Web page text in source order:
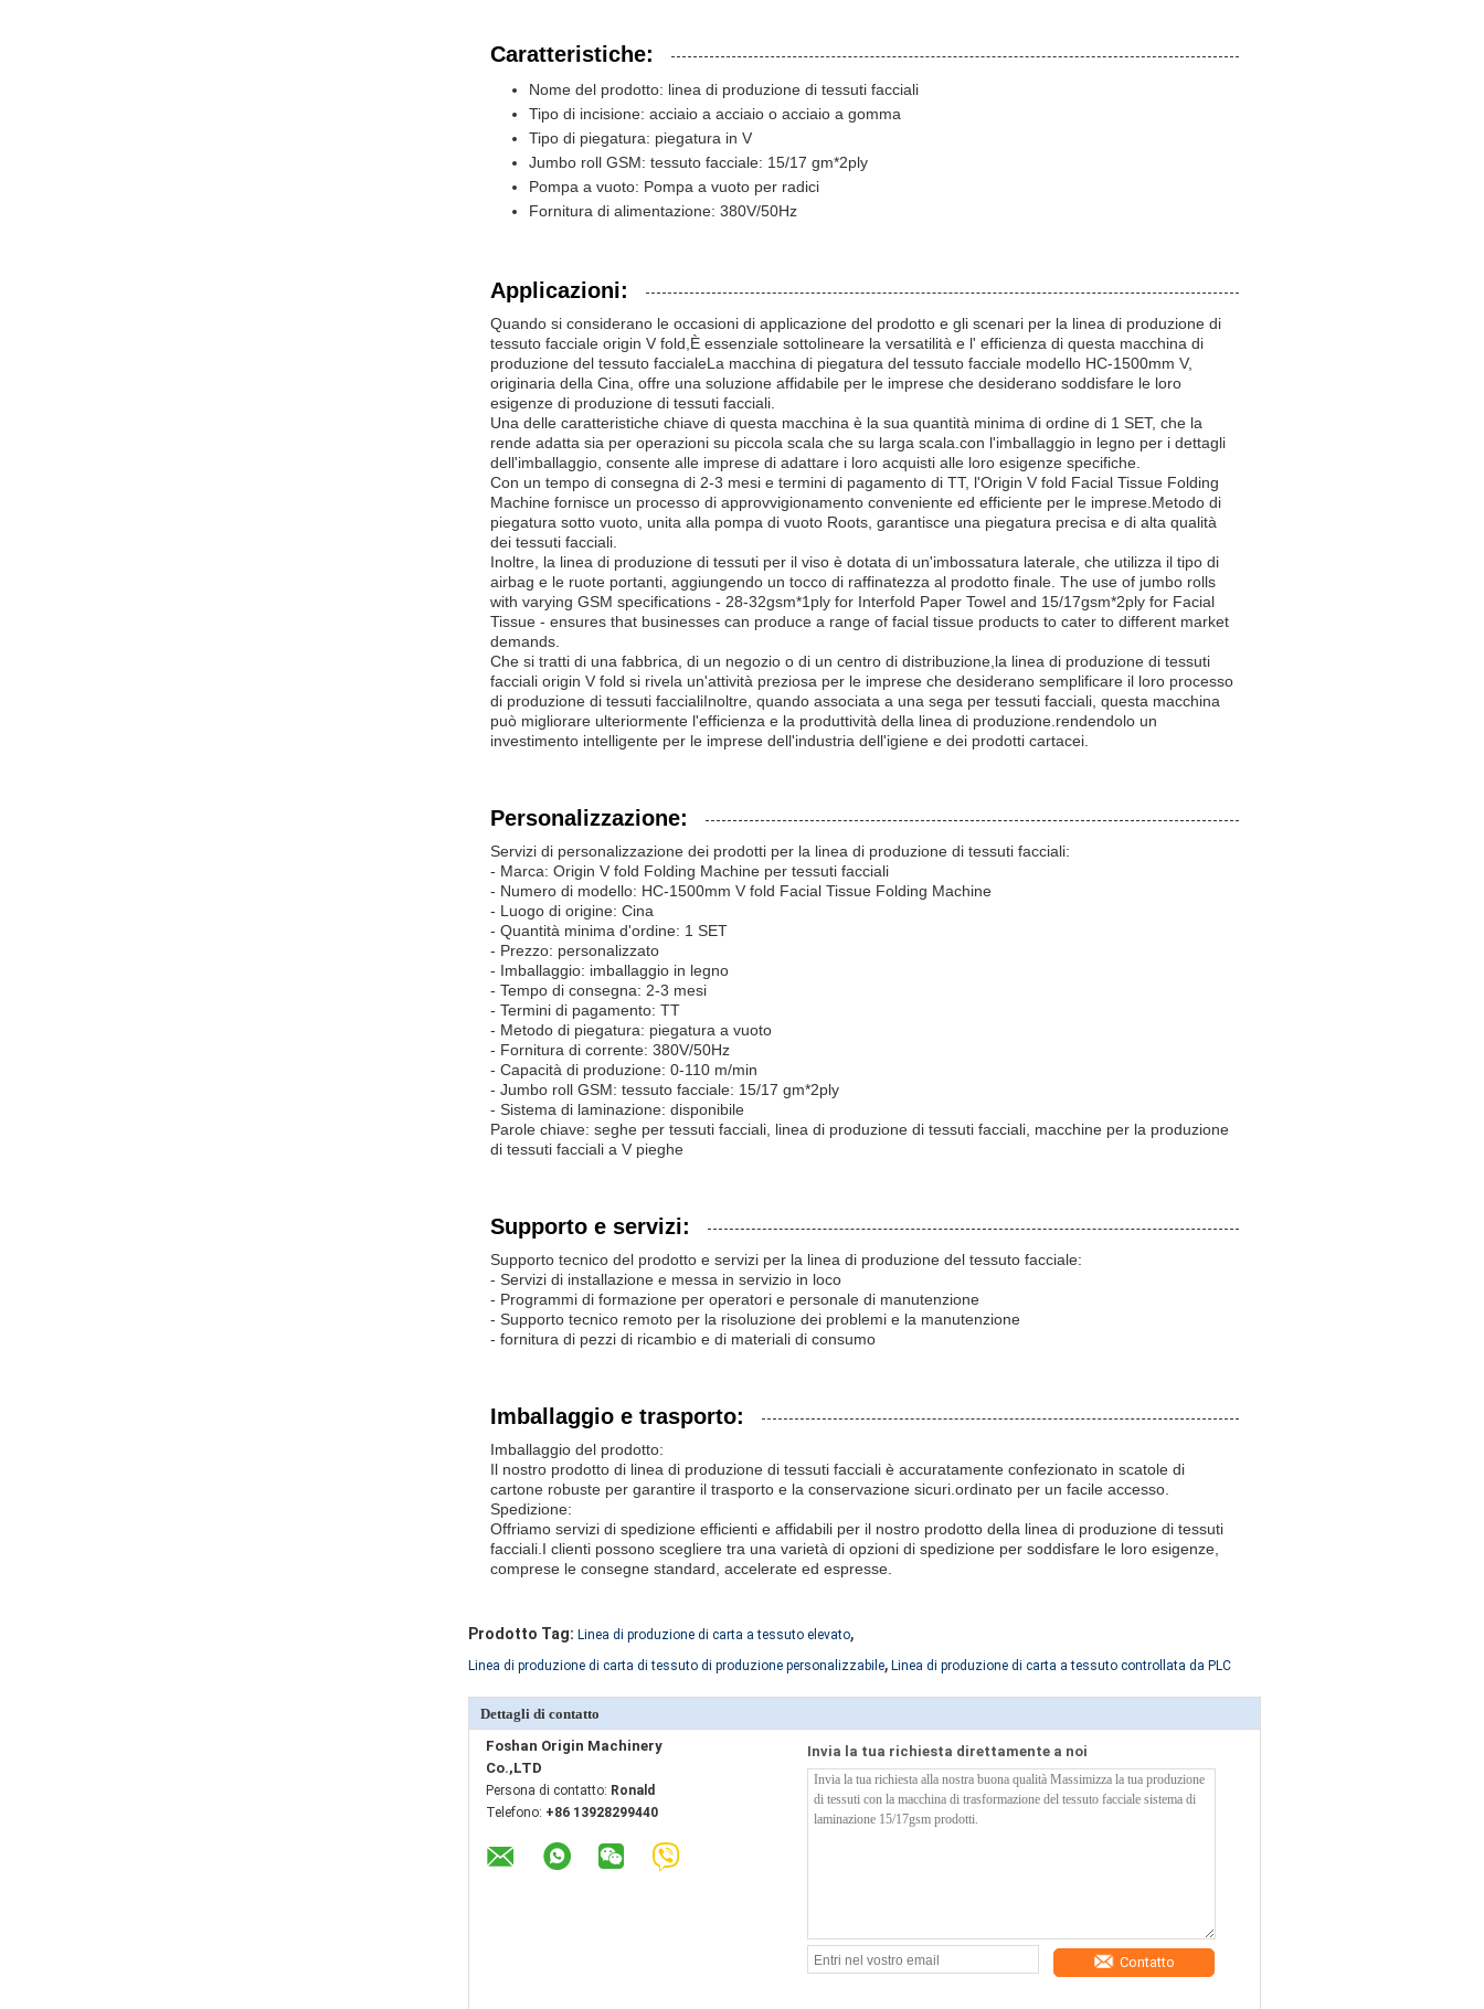
Caratteristiche:
Nome del prodotto: linea di produzione di tessuti facciali
Tipo di incisione: acciaio a acciaio o acciaio a gomma
Tipo di piegatura: piegatura in V
Jumbo roll GSM: tessuto facciale: 15/17 gm*2ply
Pompa a vuoto: Pompa a vuoto per radici
Fornitura di alimentazione: 380V/50Hz
Applicazioni:
Quando si considerano le occasioni di applicazione del prodotto e gli scenari per la linea di produzione di
tessuto facciale origin V fold,È essenziale sottolineare la versatilità e l' efficienza di questa macchina di
produzione del tessuto faccialeLa macchina di piegatura del tessuto facciale modello HC-1500mm V,
originaria della Cina, offre una soluzione affidabile per le imprese che desiderano soddisfare le loro
esigenze di produzione di tessuti facciali.
Una delle caratteristiche chiave di questa macchina è la sua quantità minima di ordine di 1 SET, che la
rende adatta sia per operazioni su piccola scala che su larga scala.con l'imballaggio in legno per i dettagli
dell'imballaggio, consente alle imprese di adattare i loro acquisti alle loro esigenze specifiche.
Con un tempo di consegna di 2-3 mesi e termini di pagamento di TT, l'Origin V fold Facial Tissue Folding
Machine fornisce un processo di approvvigionamento conveniente ed efficiente per le imprese.Metodo di
piegatura sotto vuoto, unita alla pompa di vuoto Roots, garantisce una piegatura precisa e di alta qualità
dei tessuti facciali.
Inoltre, la linea di produzione di tessuti per il viso è dotata di un'imbossatura laterale, che utilizza il tipo di
airbag e le ruote portanti, aggiungendo un tocco di raffinatezza al prodotto finale. The use of jumbo rolls
with varying GSM specifications - 28-32gsm*1ply for Interfold Paper Towel and 15/17gsm*2ply for Facial
Tissue - ensures that businesses can produce a range of facial tissue products to cater to different market
demands.
Che si tratti di una fabbrica, di un negozio o di un centro di distribuzione,la linea di produzione di tessuti
facciali origin V fold si rivela un'attività preziosa per le imprese che desiderano semplificare il loro processo
di produzione di tessuti faccialiInoltre, quando associata a una sega per tessuti facciali, questa macchina
può migliorare ulteriormente l'efficienza e la produttività della linea di produzione.rendendolo un
investimento intelligente per le imprese dell'industria dell'igiene e dei prodotti cartacei.
Personalizzazione:
Servizi di personalizzazione dei prodotti per la linea di produzione di tessuti facciali:
- Marca: Origin V fold Folding Machine per tessuti facciali
- Numero di modello: HC-1500mm V fold Facial Tissue Folding Machine
- Luogo di origine: Cina
- Quantità minima d'ordine: 1 SET
- Prezzo: personalizzato
- Imballaggio: imballaggio in legno
- Tempo di consegna: 2-3 mesi
- Termini di pagamento: TT
- Metodo di piegatura: piegatura a vuoto
- Fornitura di corrente: 380V/50Hz
- Capacità di produzione: 0-110 m/min
- Jumbo roll GSM: tessuto facciale: 15/17 gm*2ply
- Sistema di laminazione: disponibile
Parole chiave: seghe per tessuti facciali, linea di produzione di tessuti facciali, macchine per la produzione
di tessuti facciali a V pieghe
Supporto e servizi:
Supporto tecnico del prodotto e servizi per la linea di produzione del tessuto facciale:
- Servizi di installazione e messa in servizio in loco
- Programmi di formazione per operatori e personale di manutenzione
- Supporto tecnico remoto per la risoluzione dei problemi e la manutenzione
- fornitura di pezzi di ricambio e di materiali di consumo
Imballaggio e trasporto:
Imballaggio del prodotto:
Il nostro prodotto di linea di produzione di tessuti facciali è accuratamente confezionato in scatole di
cartone robuste per garantire il trasporto e la conservazione sicuri.ordinato per un facile accesso.
Spedizione:
Offriamo servizi di spedizione efficienti e affidabili per il nostro prodotto della linea di produzione di tessuti
facciali.I clienti possono scegliere tra una varietà di opzioni di spedizione per soddisfare le loro esigenze,
comprese le consegne standard, accelerate ed espresse.
Prodotto Tag: Linea di produzione di carta a tessuto elevato,
Linea di produzione di carta di tessuto di produzione personalizzabile, Linea di produzione di carta a tessuto controllata da PLC
Dettagli di contatto
Foshan Origin Machinery
Co.,LTD
Persona di contatto: Ronald
Telefono: +86 13928299440
Invia la tua richiesta direttamente a noi
Contatto